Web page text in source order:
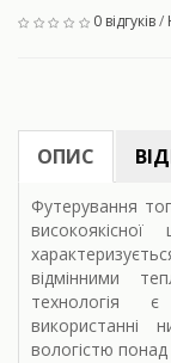
0 відгуків/
ОПИС
Футерування
відмінними
технологія
використанні
вологістю понад